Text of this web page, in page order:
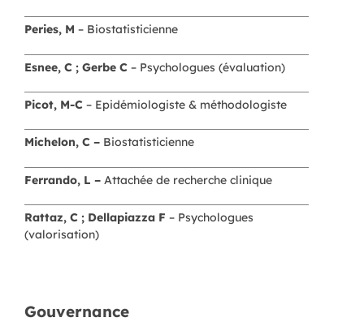
Peries, M – Biostatisticienne
Esnee, C ; Gerbe C – Psychologues (évaluation)
Picot, M-C – Epidémiologiste & méthodologiste
Michelon, C – Biostatisticienne
Ferrando, L – Attachée de recherche clinique
Rattaz, C ; Dellapiazza F – Psychologues
(valorisation)
Gouvernance